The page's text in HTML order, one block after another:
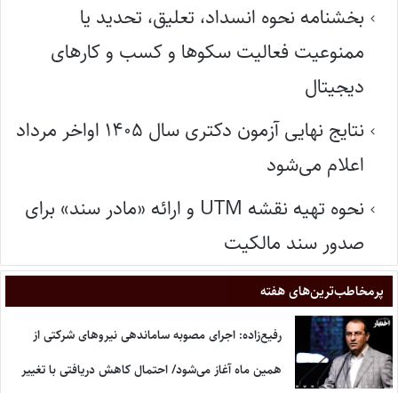
بخشنامه نحوه انسداد، تعلیق، تحدید یا
ممنوعیت فعالیت سکوها و کسب و کارهای
دیجیتال
نتایج نهایی آزمون دکتری سال ۱۴۰۵ اواخر مرداد
اعلام می‌شود
نحوه تهیه نقشه UTM و ارائه «مادر سند» برای
صدور سند مالکیت
پر‌مخاطب‌ترین‌های هفته
رفیع‌زاده: اجرای مصوبه ساماندهی نیروهای شرکتی از
همین ماه آغاز می‌شود/ احتمال کاهش دریافتی با تغییر